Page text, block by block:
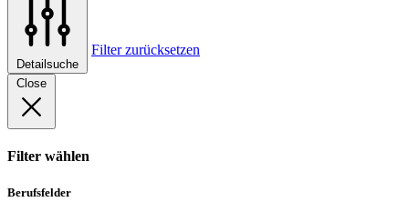
Detailsuche
Filter zurücksetzen
Close
Filter wählen
Berufsfelder